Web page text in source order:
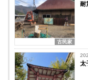
古民家
耐
太